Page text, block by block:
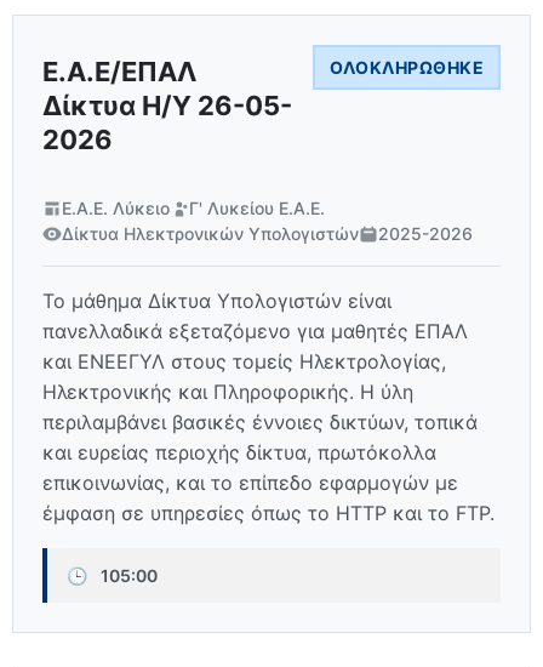
Ε.Α.Ε/ΕΠΑΛ
Δίκτυα Η/Υ 26-05-
2026
ΟΛΟΚΛΗΡΏΘΗΚΕ
Ε.Α.Ε. Λύκειο
Γ' Λυκείου Ε.Α.Ε.
Δίκτυα Ηλεκτρονικών Υπολογιστών
2025-2026
Το μάθημα Δίκτυα Υπολογιστών είναι
πανελλαδικά εξεταζόμενο για μαθητές ΕΠΑΛ
και ΕΝΕΕΓΥΛ στους τομείς Ηλεκτρολογίας,
Ηλεκτρονικής και Πληροφορικής. Η ύλη
περιλαμβάνει βασικές έννοιες δικτύων, τοπικά
και ευρείας περιοχής δίκτυα, πρωτόκολλα
επικοινωνίας, και το επίπεδο εφαρμογών με
έμφαση σε υπηρεσίες όπως το HTTP και το FTP.
🕒 105:00